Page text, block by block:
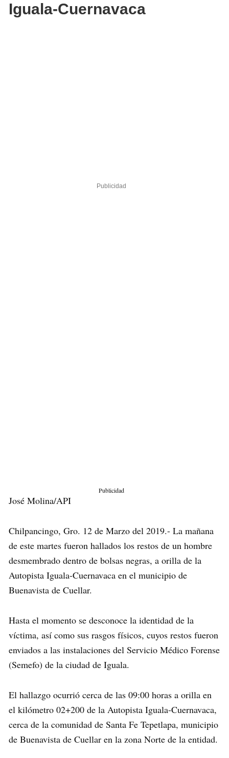
Iguala-Cuernavaca
Publicidad
Publicidad
José Molina/API
Chilpancingo, Gro. 12 de Marzo del 2019.- La mañana
de este martes fueron hallados los restos de un hombre
desmembrado dentro de bolsas negras, a orilla de la
Autopista Iguala-Cuernavaca en el municipio de
Buenavista de Cuellar.
Hasta el momento se desconoce la identidad de la
víctima, así como sus rasgos físicos, cuyos restos fueron
enviados a las instalaciones del Servicio Médico Forense
(Semefo) de la ciudad de Iguala.
El hallazgo ocurrió cerca de las 09:00 horas a orilla en
el kilómetro 02+200 de la Autopista Iguala-Cuernavaca,
cerca de la comunidad de Santa Fe Tepetlapa, municipio
de Buenavista de Cuellar en la zona Norte de la entidad.